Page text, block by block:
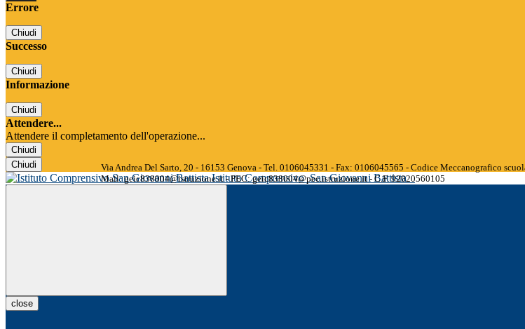
Errore
Chiudi
Successo
Chiudi
Informazione
Chiudi
Attendere...
Attendere il completamento dell'operazione...
Chiudi
Chiudi
Istituto Comprensivo San Giovanni Battista
Via Andrea Del Sarto, 20 - 16153 Genova - Tel. 0106045331 - Fax: 0106045565 - Codice Meccanografico
Mail: geic838004@istruzione.it - PEC: geic838004@pec.istruzione.it - C.F. 92020560105
close